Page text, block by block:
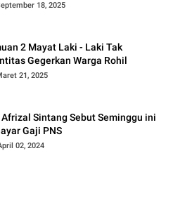
18, 2025
2 Mayat Laki - Laki Tak
Gegerkan Warga Rohil
21, 2025
Sintang Sebut Seminggu ini
Gaji PNS
02, 2024